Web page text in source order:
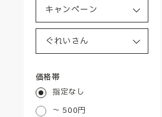
価格帯
指定なし
～ 500円